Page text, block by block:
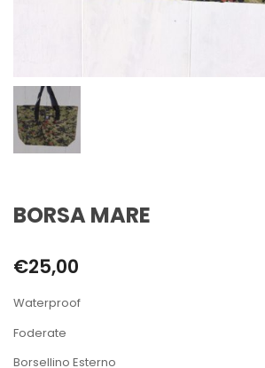
BORSA MARE
€25,00
Waterproof
Foderate
Borsellino Esterno